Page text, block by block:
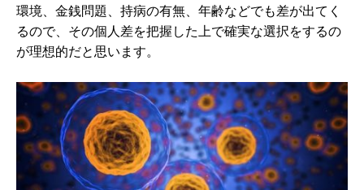
環境、金銭問題、持病の有無、年齢などでも差が出てく
るので、その個人差を把握した上で確実な選択をするの
が理想的だと思います。